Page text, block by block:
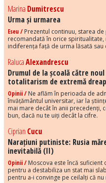
Marina Dumitrescu
Urma și urmarea
Eseu / Prezentul continuu, starea
recomandată în orice spiritualitate,
indiferența față de urma lăsată sau
RalucaAlexandrescu
Drumul de la școală către noul
totalitarism de extremă
Opinii / Ne aflăm în perioada de
învățământul universitar, iar la
mai mare decât în anii precedenți,
bun, dacă nu te uiți decât la cifre.
Ciprian Cucu
Narațiuni putiniste: Rusia
inevitabilă (II)
Opinii / Moscova este încă suficient
pentru a destabiliza un stat mai
pentru a-i convinge pe ceilalți că